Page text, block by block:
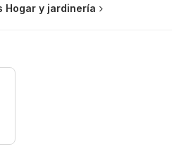
Hogar y jardinería